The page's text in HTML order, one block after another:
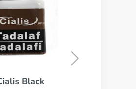
Kamagra